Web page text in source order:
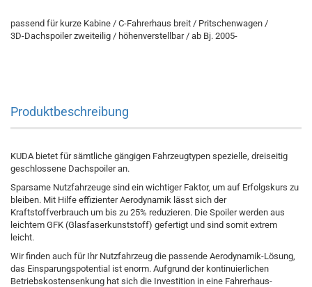
passend für kurze Kabine / C-Fahrerhaus breit / Pritschenwagen /
3D-Dachspoiler zweiteilig / höhenverstellbar / ab Bj. 2005-
Produktbeschreibung
KUDA bietet für sämtliche gängigen Fahrzeugtypen spezielle, dreiseitig
geschlossene Dachspoiler an.
Sparsame Nutzfahrzeuge sind ein wichtiger Faktor, um auf Erfolgskurs zu
bleiben. Mit Hilfe effizienter Aerodynamik lässt sich der
Kraftstoffverbrauch um bis zu 25% reduzieren. Die Spoiler werden aus
leichtem GFK (Glasfaserkunststoff) gefertigt und sind somit extrem
leicht.
Wir finden auch für Ihr Nutzfahrzeug die passende Aerodynamik-Lösung,
das Einsparungspotential ist enorm. Aufgrund der kontinuierlichen
Betriebskostensenkung hat sich die Investition in eine Fahrerhaus-